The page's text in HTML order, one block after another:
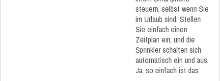
steuern, selbst wenn Sie
im Urlaub sind. Stellen
Sie einfach einen
Zeitplan ein, und die
Sprinkler schalten sich
automatisch ein und aus.
Ja, so einfach ist das.